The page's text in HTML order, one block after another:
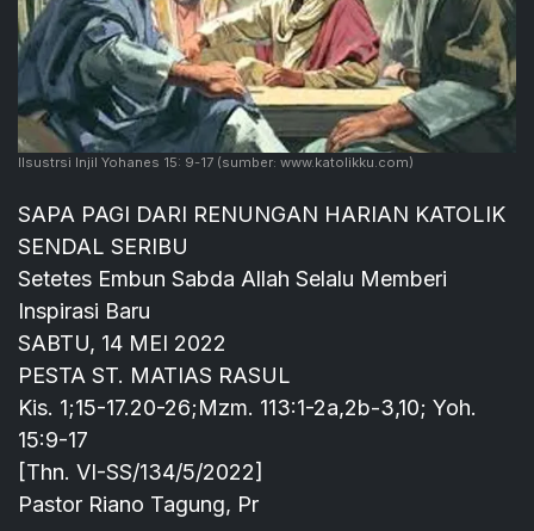
Ilsustrsi Injil Yohanes 15: 9-17 (sumber: www.katolikku.com)
SAPA PAGI DARI RENUNGAN HARIAN KATOLIK
SENDAL SERIBU
Setetes Embun Sabda Allah Selalu Memberi
Inspirasi Baru
SABTU, 14 MEI 2022
PESTA ST. MATIAS RASUL
Kis. 1;15-17.20-26;Mzm. 113:1-2a,2b-3,10; Yoh.
15:9-17
[Thn. VI-SS/134/5/2022]
Pastor Riano Tagung, Pr